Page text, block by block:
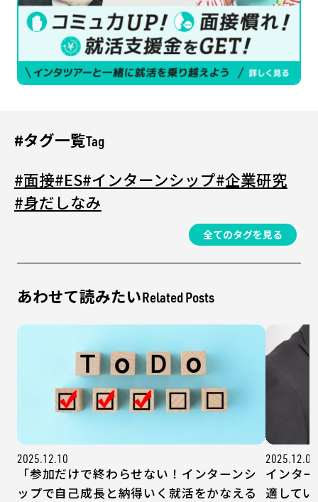
Tag
#タグ一覧
#面接#ES#インターンシップ#企業研究
#身だしなみ
全てのタグを見る
Related Posts
あわせて読みたい
2025.12.10
「参加だけで終わらせない！インターンシ
ップで自己成長と納得いく就活をかなえる
2025.12.09
インタ
適して